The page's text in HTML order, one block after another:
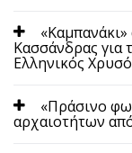
Κασσάνδρας για
Ελληνικός
«Πράσινο
αρχαιοτήτων